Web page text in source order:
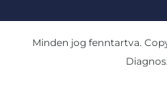
Minden jog fenntartva.